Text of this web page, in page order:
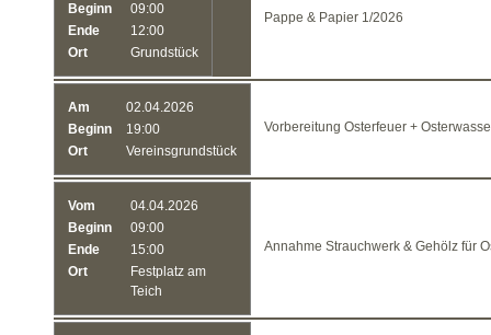
Beginn
09:00
Ende
12:00
Ort
Grundstück
Pappe & Papier 1/2026
Am
02.04.2026
Beginn
19:00
Ort
Vereinsgrundstück
Vorbereitung Osterfeuer +
Vom
04.04.2026
Beginn
09:00
Ende
15:00
Ort
Festplatz am
Teich
Annahme Strauchwerk & Gehölz für